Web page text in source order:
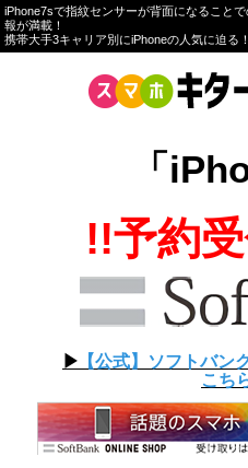
iPhone7sで指紋センサーが背面になること
報が満載！
携帯大手3キャリア別にiPhoneの人気に迫る！
「
!!予約
▶︎ 【公式】ソフトバン
こち